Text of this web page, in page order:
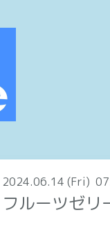
2024.06.14 (Fri)
フルーツゼリ